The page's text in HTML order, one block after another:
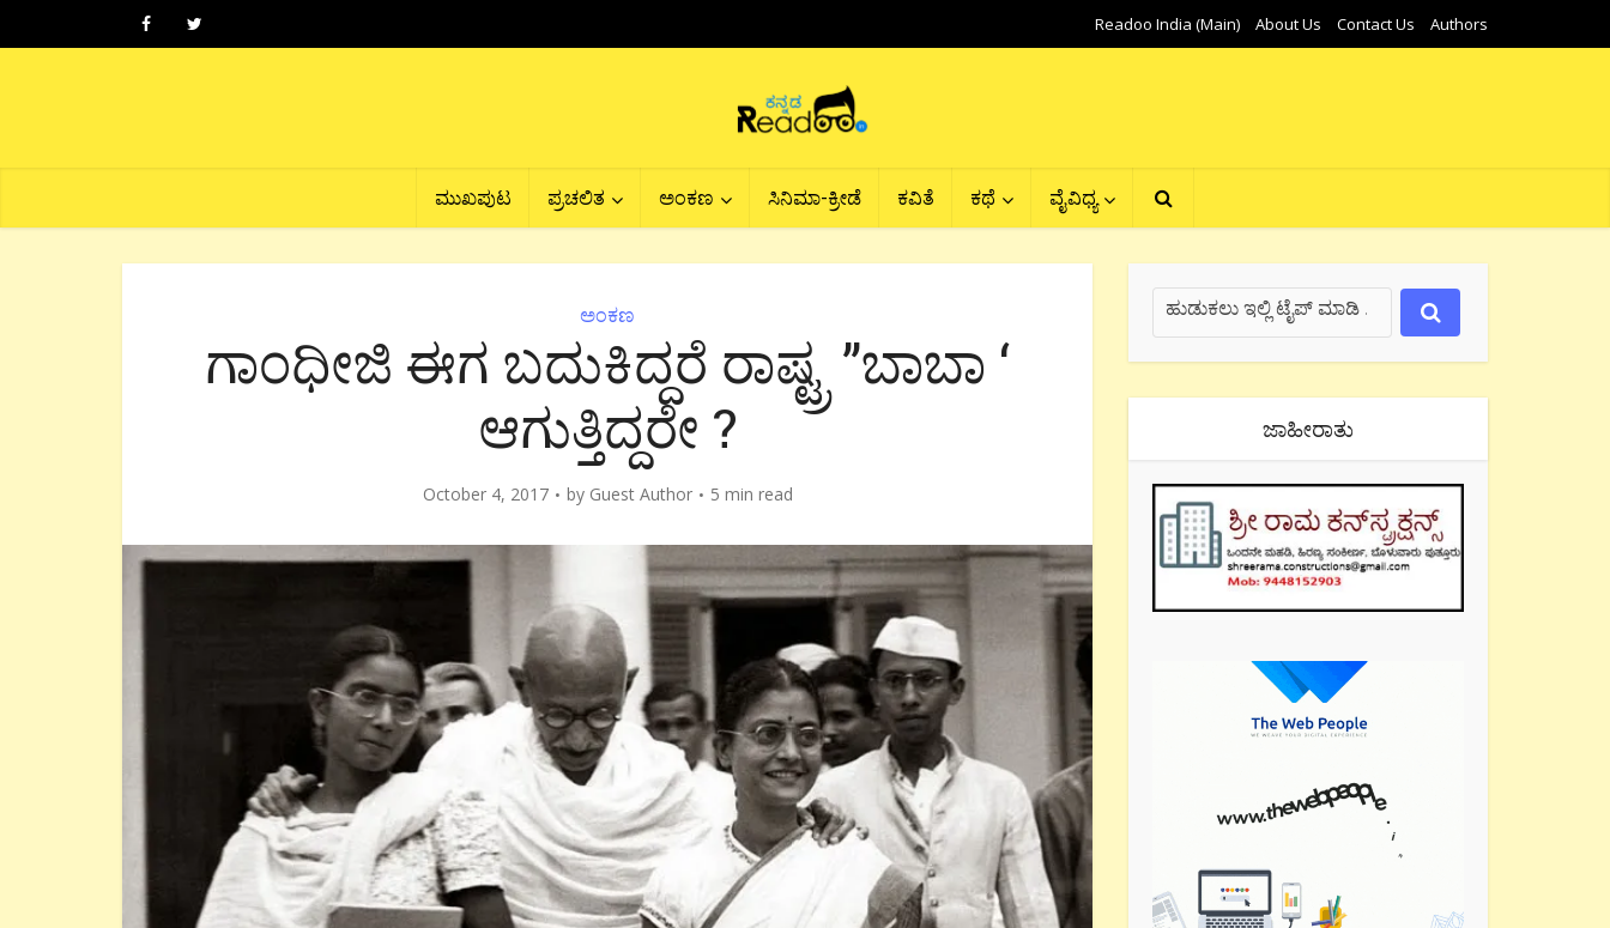
Readoo India (Main) About Us Contact Us Authors
ಮುಖಪುಟ ಪ್ರಚಲಿತ ಅಂಕಣ ಸಿನಿಮಾ-ಕ್ರೀಡೆ ಕವಿತೆ ಕಥೆ ವೈವಿಧ್ಯ
ಅಂಕಣ
ಗಾಂಧೀಜಿ ಈಗ ಬದುಕಿದ್ದರೆ ರಾಷ್ಟ್ರ ”ಬಾಬಾ ‘
ಆಗುತ್ತಿದ್ದರೇ ?
October 4, 2017 by Guest Author 5 min read
ಜಾಹೀರಾತು